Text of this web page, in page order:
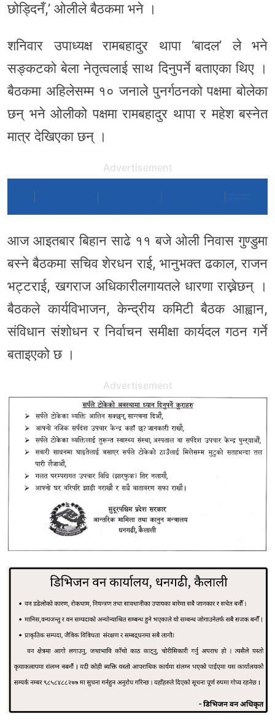
छोड्दिनँ,’ ओलीले बैठकमा भने ।
शनिवार उपाध्यक्ष रामबहादुर थापा ‘बादल’ ले भने
सङ्कटको बेला नेतृत्वलाई साथ दिनुपर्ने बताएका थिए ।
बैठकमा अहिलेसम्म १० जनाले पुनर्गठनको पक्षमा बोलेका
छन् भने ओलीको पक्षमा रामबहादुर थापा र महेश बस्नेत
मात्र देखिएका छन् ।
Advertisement
आज आइतबार बिहान साढे ११ बजे ओली निवास गुण्डुमा
बस्ने बैठकमा सचिव शेरधन राई, भानुभक्त ढकाल, राजन
भट्टराई, खगराज अधिकारीलगायतले धारणा राख्नेछन् ।
बैठकले कार्यविभाजन, केन्द्रीय कमिटी बैठक आह्वान,
संविधान संशोधन र निर्वाचन समीक्षा कार्यदल गठन गर्ने
बताइएको छ ।
Advertisement